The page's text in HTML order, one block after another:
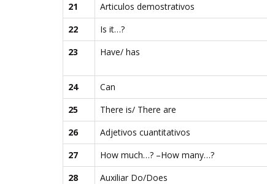
21
Articulos demostrativos
22
Is it…?
23
Have/ has
24 Can
25
There is/ There are
26
Adjetivos cuantitativos
27
How much…? –How many…?
28
Auxiliar Do/Does